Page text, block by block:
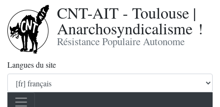
CNT-AIT - Toulouse |
Anarchosyndicalisme !
Résistance Populaire Autonome
Langues du site